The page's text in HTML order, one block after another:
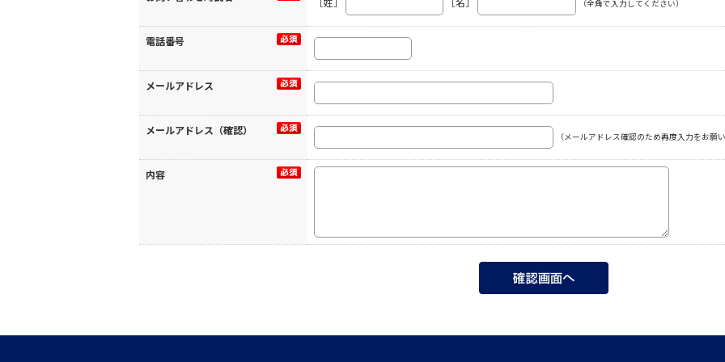
（全角で入力してください）
電話番号
メールアドレス
メールアドレス（確認）
（メールアドレス確認のため再度入力をお願
内容